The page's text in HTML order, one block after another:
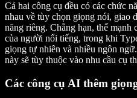
Cả hai công cụ đều có các chức
nhau về tùy chọn giọng nói, giao
năng riêng. Chẳng hạn, thế
của người nổi tiếng, trong khi
giọng tự nhiên và nhiều ngôn
này sẽ tùy thuộc vào nhu cầu cụ
Các công cụ AI thêm